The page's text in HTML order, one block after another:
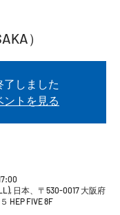
）
了しました
ントを見る
日本、〒530-0017 大阪府
HEP FIVE 8F